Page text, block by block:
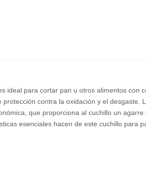
ideal para cortar pan u otros alimentos con
contra la oxidación y el desgaste.
que proporciona al cuchillo un agarre
esenciales hacen de este cuchillo para